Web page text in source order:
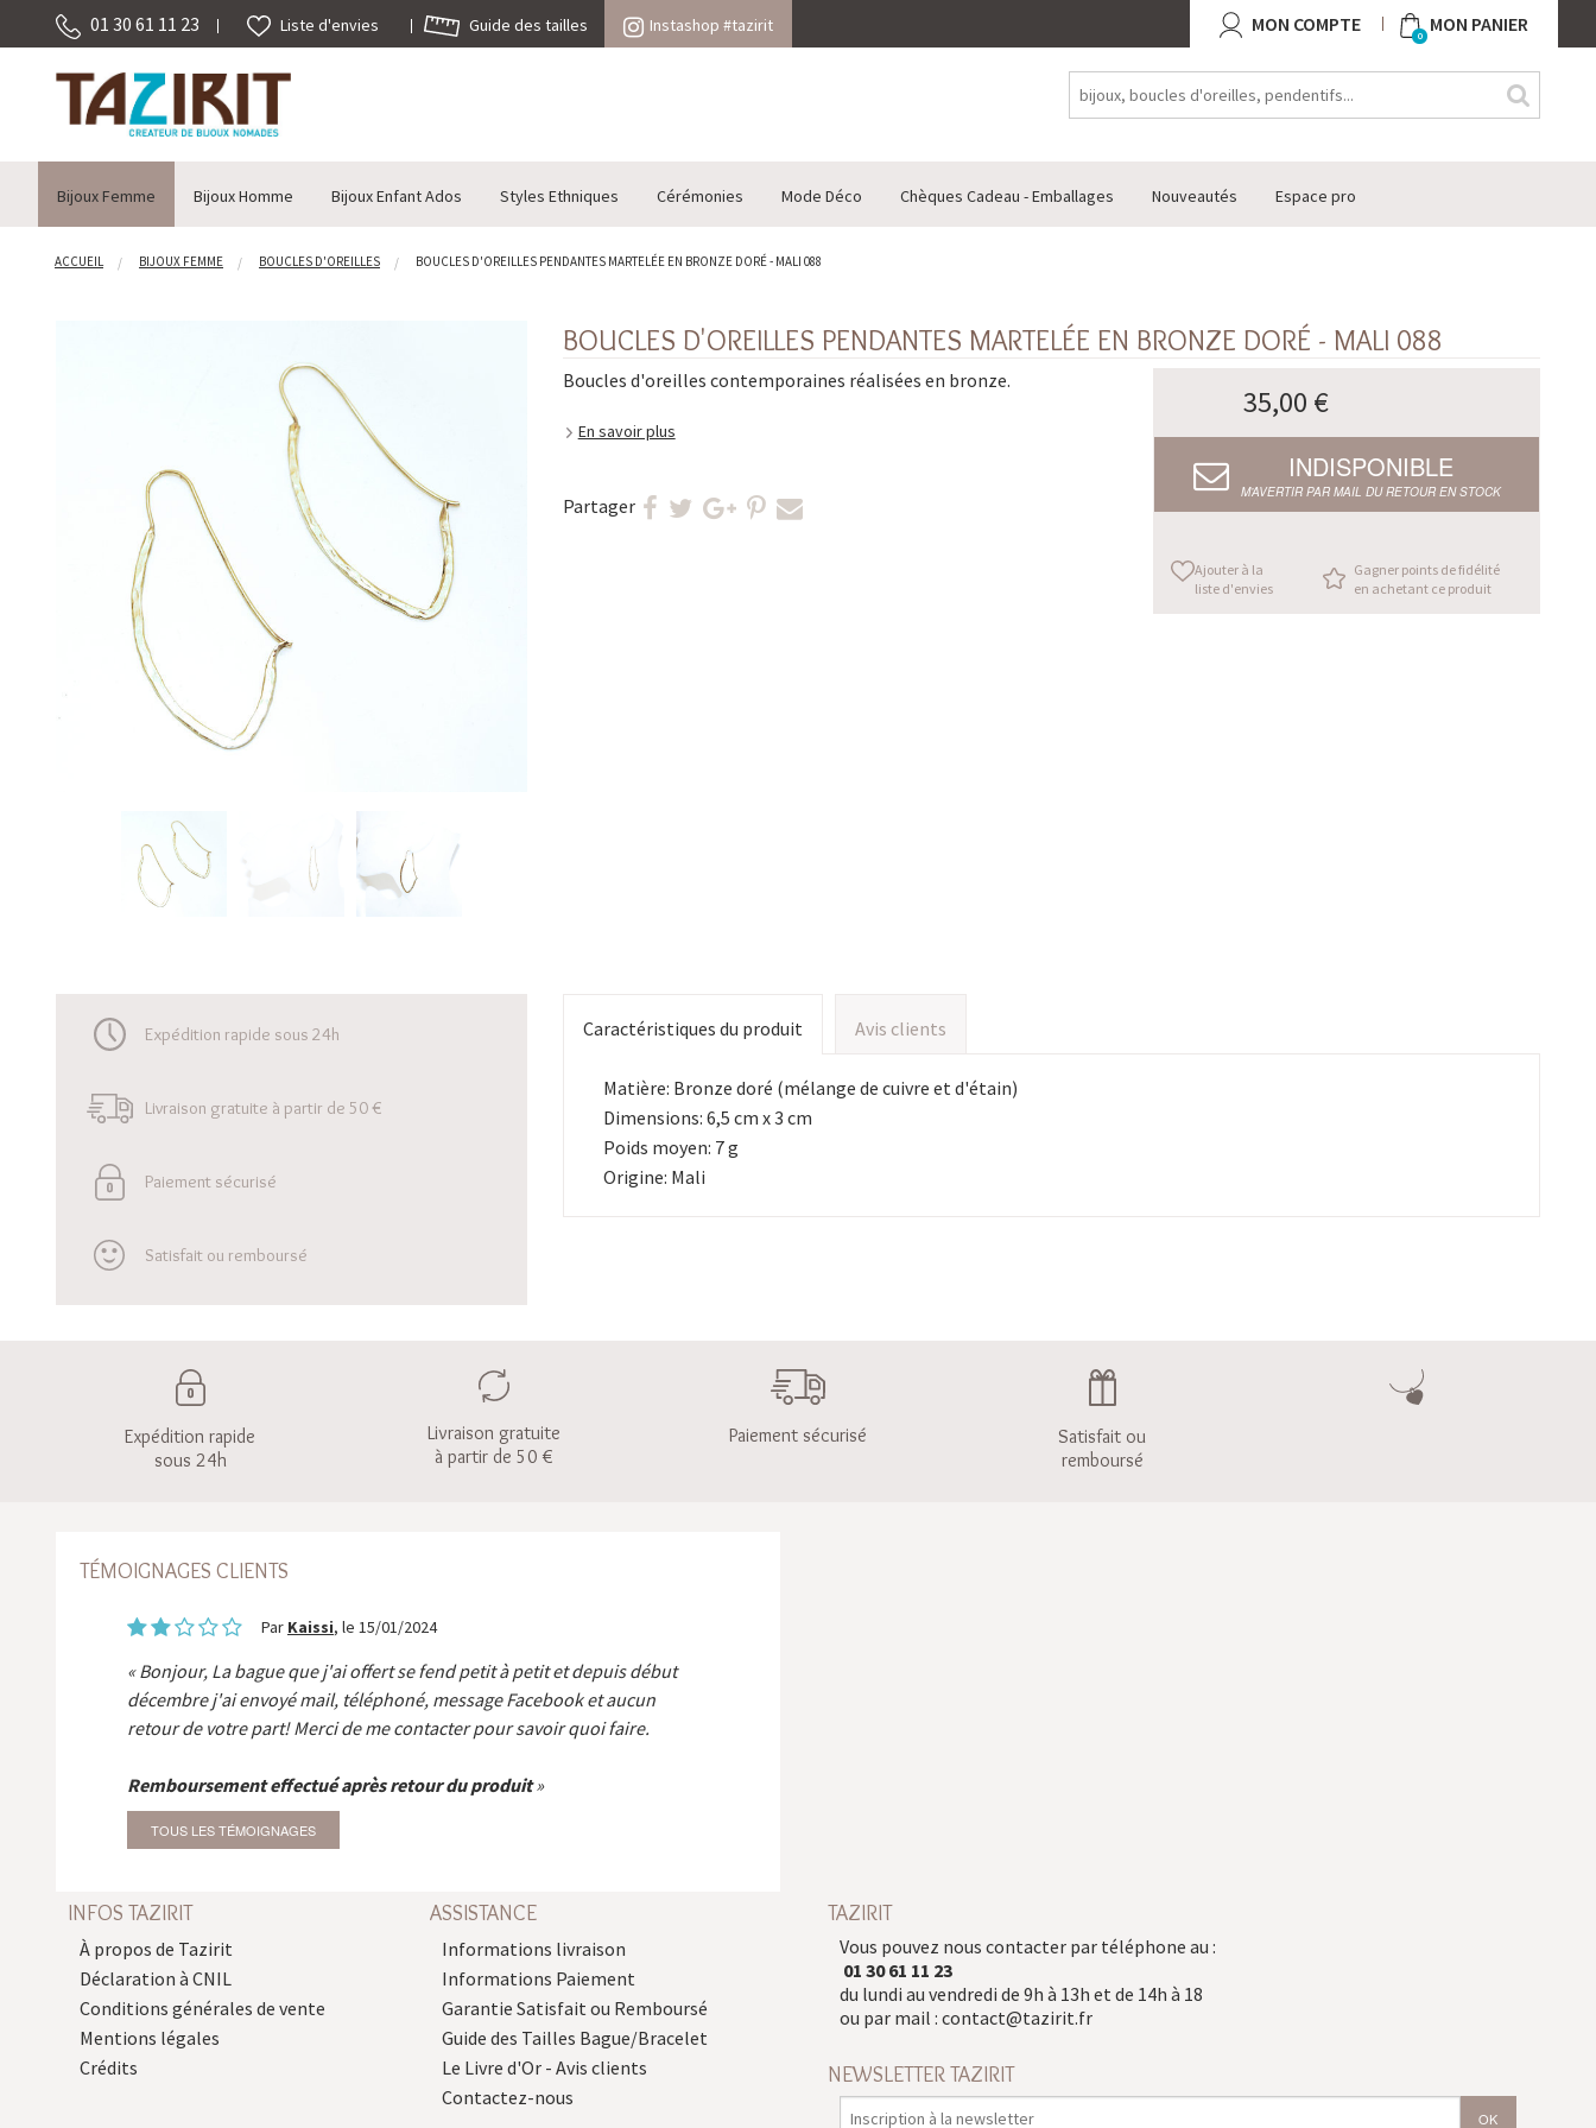
01 30 61 11 23 Liste d'envies Guide des tailles Instashop #tazirit MON COMPTE 0 MON PANIER
Bijoux Femme Bijoux Homme Bijoux Enfant Ados Styles Ethniques Cérémonies Mode Déco Chèques Cadeau - Emballages Nouveautés Espace pro
ACCUEIL BIJOUX FEMME BOUCLES D'OREILLES BOUCLES D'OREILLES PENDANTES MARTELÉE EN BRONZE DORÉ - MALI 088
BOUCLES D'OREILLES PENDANTES MARTELÉE EN BRONZE DORÉ - MALI 088
Boucles d'oreilles contemporaines réalisées en bronze.
En savoir plus
Partager
35,00 €
INDISPONIBLE
M’AVERTIR PAR MAIL DU RETOUR EN STOCK
Ajouter à la
liste d'envies
Gagner points de fidélité
en achetant ce produit
Expédition rapide sous 24h
Livraison gratuite à partir de 50 €
Paiement sécurisé
Satisfait ou remboursé
Caractéristiques du produit Avis clients
Matière: Bronze doré (mélange de cuivre et d'étain)
Dimensions: 6,5 cm x 3 cm
Poids moyen: 7 g
Origine: Mali
Expédition rapide
sous 24h
Livraison gratuite
à partir de 50 €
Paiement sécurisé
Satisfait ou
remboursé
TÉMOIGNAGES CLIENTS
Par Kaissi, le 15/01/2024
Bonjour, La bague que j'ai offert se fend petit à petit et depuis début
décembre j'ai envoyé mail, téléphoné, message Facebook et aucun
retour de votre part! Merci de me contacter pour savoir quoi faire.
Remboursement effectué après retour du produit
TOUS LES TÉMOIGNAGES
INFOS TAZIRIT
À propos de Tazirit
Déclaration à CNIL
Conditions générales de vente
Mentions légales
Crédits
ASSISTANCE
Informations livraison
Informations Paiement
Garantie Satisfait ou Remboursé
Guide des Tailles Bague/Bracelet
Le Livre d'Or - Avis clients
Contactez-nous
TAZIRIT
Vous pouvez nous contacter par téléphone au :
01 30 61 11 23
du lundi au vendredi de 9h à 13h et de 14h à 18
ou par mail : contact@tazirit.fr
NEWSLETTER TAZIRIT